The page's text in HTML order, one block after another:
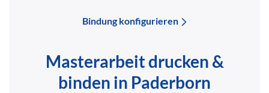
Bindung konfigurieren
Masterarbeit drucken &
binden in Paderborn